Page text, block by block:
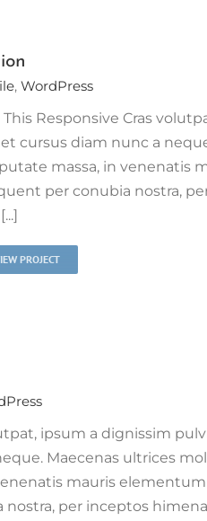
, WordPress
Responsive Cras
cursus diam nunc a
massa, in venenatis
per conubia nostra,
PROJECT
ipsum a dignissim
Maecenas ultrices
mauris
per inceptos